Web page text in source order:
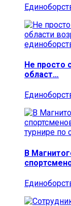
Не просто
област…
В